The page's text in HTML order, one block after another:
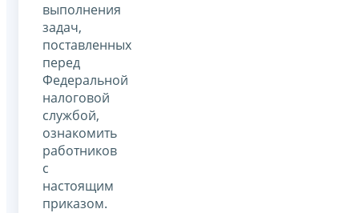
выполнения
задач,
поставленных
перед
Федеральной
налоговой
службой,
ознакомить
работников
с
настоящим
приказом.